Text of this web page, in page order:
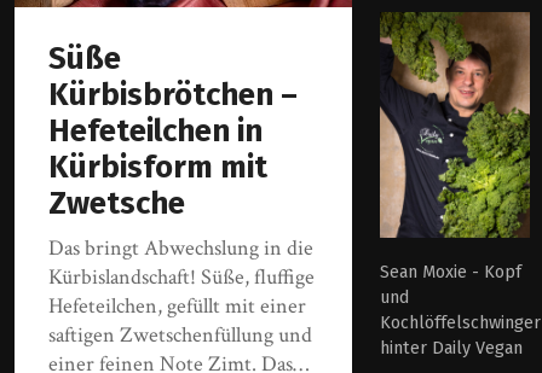
Süße
Kürbisbrötchen –
Hefeteilchen in
Kürbisform mit
Zwetsche
Das bringt Abwechslung in die
Kürbislandschaft! Süße, fluffige
Hefeteilchen, gefüllt mit einer
saftigen Zwetschenfüllung und
einer feinen Note Zimt. Das…
Sean Moxie - Kopf
und
Kochlöffelschwinger
hinter Daily Vegan